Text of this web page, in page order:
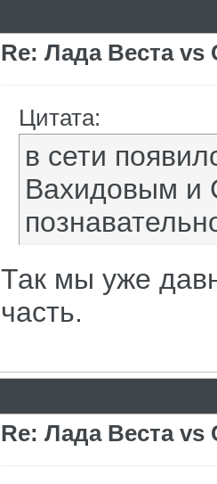
Re: Лада Веста vs
Цитата:
в сети
Вахидовым и
Так мы уже
часть.
Re: Лада Веста vs